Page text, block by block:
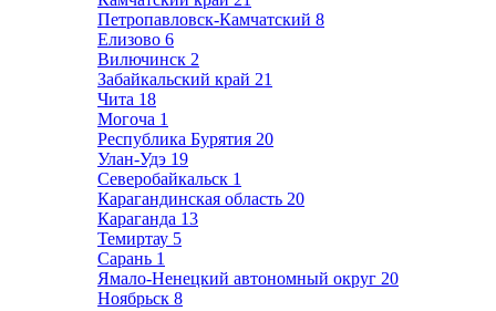
Петропавловск-Камчатский 8
Елизово 6
Вилючинск 2
Забайкальский край 21
Чита 18
Могоча 1
Республика Бурятия 20
Улан-Удэ 19
Северобайкальск 1
Карагандинская область 20
Караганда 13
Темиртау 5
Сарань 1
Ямало-Ненецкий автономный округ 20
Ноябрьск 8